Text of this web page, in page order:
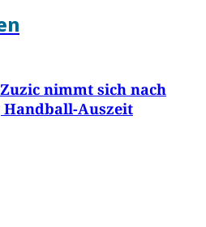
nimmt sich nach
Handball-Auszeit